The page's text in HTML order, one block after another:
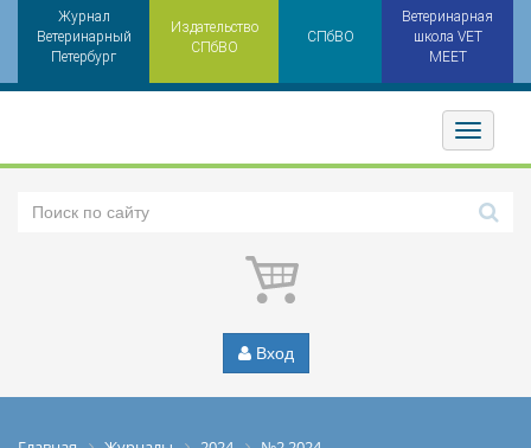
Журнал
Ветеринарный
Петербург
Издательство
СПбВО
СПбВО
Ветеринарная
школа VET
MEET
Toggler
Вход